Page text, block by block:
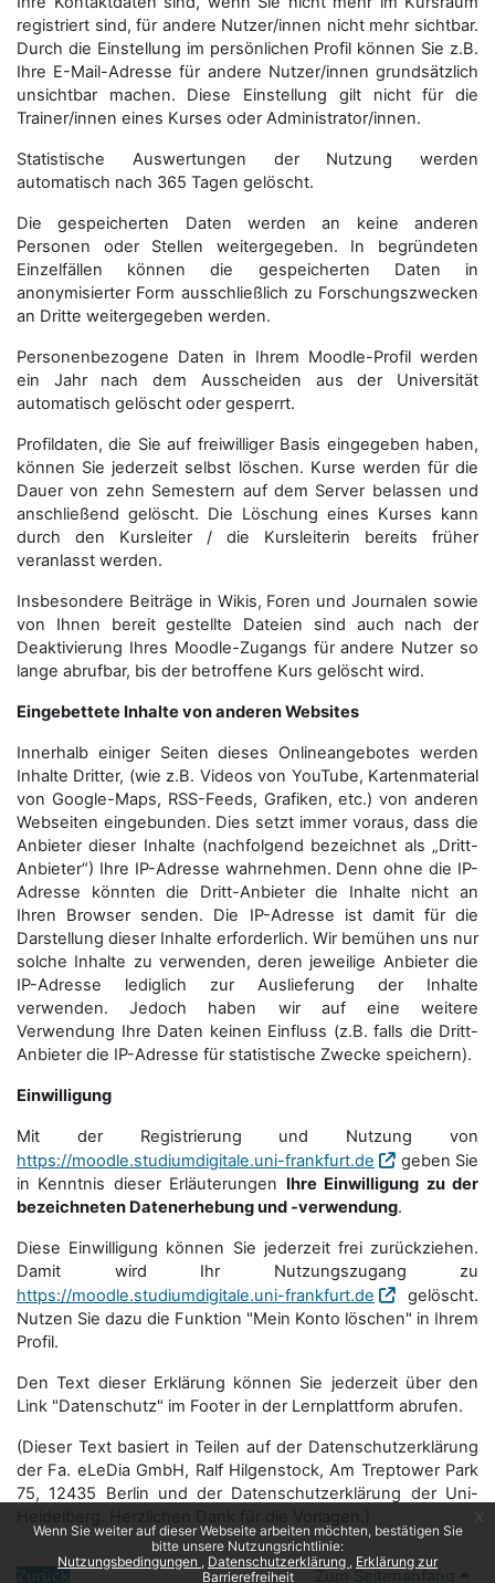
Wenn Sie weiter auf dieser Webseite arbeiten möchten, bestätigen Sie
bitte unsere Nutzungsrichtlinie:
Nutzungsbedingungen
Datenschutzerklärung
Erklärung zur
Barrierefreiheit
registriert sind, für andere Nutzer/innen nicht mehr sichtbar.
Durch die Einstellung im persönlichen Profil können Sie z.B.
Ihre E-Mail-Adresse für andere Nutzer/innen grundsätzlich
unsichtbar machen. Diese Einstellung gilt nicht für die
Trainer/innen eines Kurses oder Administrator/innen.
Statistische Auswertungen der Nutzung werden
automatisch nach 365 Tagen gelöscht.
Die gespeicherten Daten werden an keine anderen
Personen oder Stellen weitergegeben. In begründeten
Einzelfällen können die gespeicherten Daten in
anonymisierter Form aus­schließ­lich zu Forschungszwecken
an Dritte weitergegeben werden.
Personenbezogene Daten in Ihrem Moodle-Profil werden
ein Jahr nach dem Ausscheiden aus der Universität
automatisch gelöscht oder gesperrt.
Profildaten, die Sie auf freiwilliger Basis eingegeben haben,
können Sie jederzeit selbst löschen. Kurse werden für die
Dauer von zehn Semestern auf dem Server belassen und
anschließend gelöscht. Die Löschung eines Kurses kann
durch den Kursleiter / die Kursleiterin bereits früher
veranlasst werden.
Insbesondere Beiträge in Wikis, Foren und Journalen sowie
von Ihnen bereit gestellte Dateien sind auch nach der
Deaktivierung Ihres Moodle-Zugangs für andere Nutzer so
lange abrufbar, bis der betroffene Kurs gelöscht wird.
Eingebettete Inhalte von anderen Websites
Innerhalb einiger Seiten dieses Onlineangebotes werden
Inhalte Dritter, (wie z.B. Videos von YouTube, Kartenmaterial
von Google-Maps, RSS-Feeds, Grafiken, etc.) von anderen
Webseiten eingebunden. Dies setzt immer voraus, dass die
Anbieter dieser Inhalte (nachfolgend bezeichnet als „Dritt-
Anbieter“) Ihre IP-Adresse wahrnehmen. Denn ohne die IP-
Adresse könnten die Dritt-Anbieter die Inhalte nicht an
Ihren Browser senden. Die IP-Adresse ist damit für die
Darstellung dieser Inhalte erforderlich. Wir bemühen uns nur
solche Inhalte zu verwenden, deren jeweilige Anbieter die
IP-Adresse lediglich zur Auslieferung der Inhalte
verwenden. Jedoch haben wir auf eine weitere
Verwendung Ihre Daten keinen Einfluss (z.B. falls die Dritt-
Anbieter die IP-Adresse für statistische Zwecke speichern).
Einwilligung
Mit der Registrierung und Nutzung von
https://moodle.studiumdigitale.uni-frankfurt.de
geben Sie
in Kenntnis dieser Erläuterungen Ihre Einwilligung zu der
bezeichneten Datenerhebung und -verwendung.
Diese Einwilligung können Sie jederzeit frei zurückziehen.
Damit wird Ihr Nutzungszugang zu
https://moodle.studiumdigitale.uni-frankfurt.de
gelöscht.
Nutzen Sie dazu die Funktion "Mein Konto löschen" in Ihrem
Profil.
Den Text dieser Erklärung können Sie jederzeit über den
Link "Datenschutz" im Footer in der Lernplattform abrufen.
(Dieser Text basiert in Teilen auf der Datenschutzerklärung
der Fa. eLeDia GmbH, Ralf Hilgenstock, Am Treptower Park
75, 12435 Berlin und der Datenschutzerklärung der Uni-
Zurück Zum Seitenanfang